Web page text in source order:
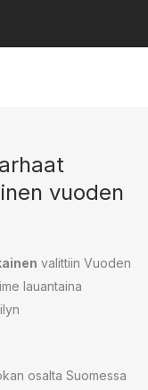
vuoden
valittiin Vuoden
lauantaina
osalta Suomessa